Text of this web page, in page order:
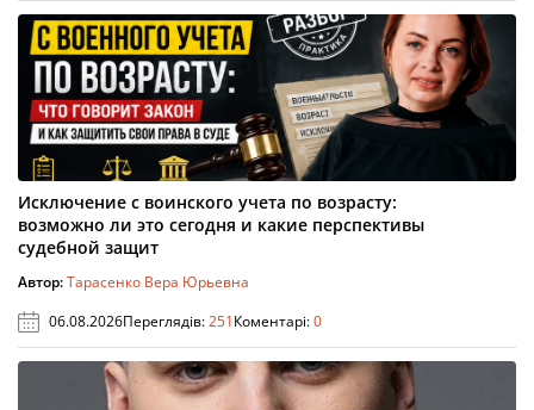
Исключение с воинского учета по возрасту:
возможно ли это сегодня и какие перспективы
судебной защит
Автор:Тарасенко Вера Юрьевна
06.08.2026Переглядів:251Коментарі:0